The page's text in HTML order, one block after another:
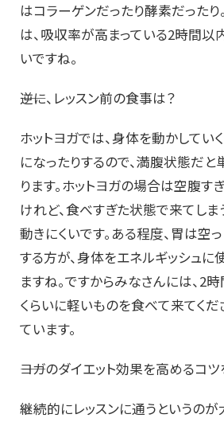
はコラーゲンだったり酵素だった
は、吸収率が高まっている2時間以
いですね。
――逆に、レッスン前の食事は？
ホットヨガでは、身体を動かして
になったりするので、満腹状態だ
ります。ホットヨガの場合は空腹す
けれど、食べすぎた状態で来てしま
動きにくいです。ある程度、胃は空
する方が、身体をエネルギッシュに
ますね。ですからみなさんには、2
くらいに軽いものを食べて来てくだ
ています。
――ヨガのダイエット効果を高めるコ
継続的にレッスンに通うというのが